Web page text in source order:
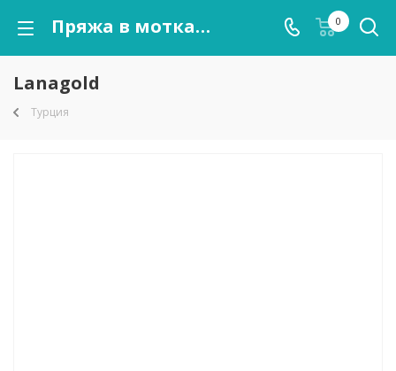
Пряжа в мотках Lanagold оптом от kutnor.ru 0
Lanagold
Турция